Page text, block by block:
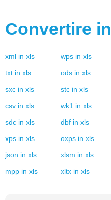
Convertire in
xml in xls wps in xls
txt in xls ods in xls
sxc in xls stc in xls
csv in xls wk1 in xls
sdc in xls dbf in xls
xps in xls oxps in xls
json in xls xlsm in xls
mpp in xls xltx in xls